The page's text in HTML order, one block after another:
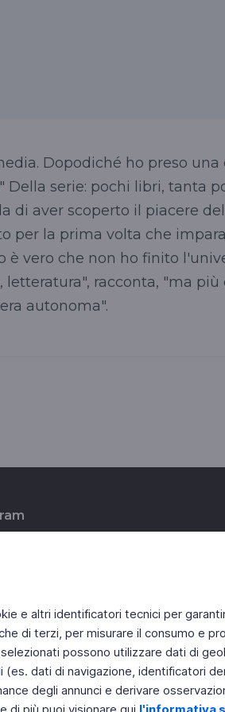
e altri identificatori tecnici per
di terzi, per misurare il consumo e
possono utilizzare dati di
dati di navigazione, identificatori
degli annunci e derivare
Dopodiché ho preso una
Della serie: pochi libri, tanta
di aver scoperto il piacere
per la prima volta che
vero che non ho finito
racconta, "ma più
autonoma".